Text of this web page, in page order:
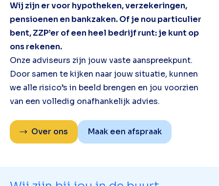
Wij zijn er voor hypotheken, verzekeringen,
pensioenen en bankzaken. Of je nou particulier
bent, ZZP’er of een heel bedrijf runt: je kunt op
ons rekenen.
Onze adviseurs zijn jouw vaste aanspreekpunt.
Door samen te kijken naar jouw situatie, kunnen
we alle risico’s in beeld brengen en jou voorzien
van een volledig onafhankelijk advies.
Over ons Maak een afspraak